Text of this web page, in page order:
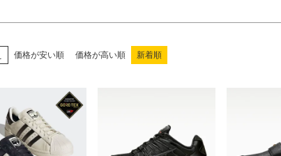
価格が安い順 価格が高い順 新着順